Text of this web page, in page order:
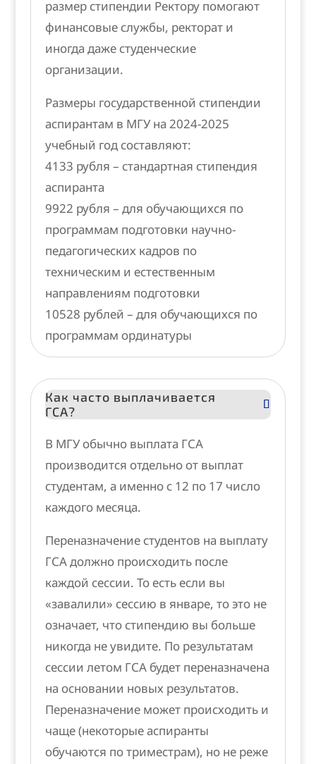
размер стипендии Ректору помогают
финансовые службы, ректорат и
иногда даже студенческие
организации.
Размеры государственной стипендии
аспирантам в МГУ на 2024-2025
учебный год составляют:
4133 рубля – стандартная стипендия
аспиранта
9922 рубля – для обучающихся по
программам подготовки научно-
педагогических кадров по
техническим и естественным
направлениям подготовки
10528 рублей – для обучающихся по
программам ординатуры
Как часто выплачивается
ГСА?
В МГУ обычно выплата ГСА
производится отдельно от выплат
студентам, а именно с 12 по 17 число
каждого месяца.
Переназначение студентов на выплату
ГСА должно происходить после
каждой сессии. То есть если вы
«завалили» сессию в январе, то это не
означает, что стипендию вы больше
никогда не увидите. По результатам
сессии летом ГСА будет переназначена
на основании новых результатов.
Переназначение может происходить и
чаще (некоторые аспиранты
обучаются по триместрам), но не реже